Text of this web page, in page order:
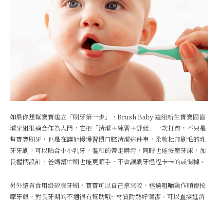
如果你想幫寶寶建立「刷牙第一步」，Brush Baby 這組新生寶寶固齒
潔牙組很適合作為入門，它把「清潔＋練習＋舒緩」一次打包，不只是
幫寶寶刷牙，也是在讓他慢慢習慣口腔清潔這件事，柔軟杜邦刷毛的乳
牙牙刷，可以貼合小小乳牙，溫和的帶走髒污，同時也能按摩牙床，加
長握柄設計，爸媽幫忙刷也能更順手，不會讓刷牙過程卡卡的或滑掉。
另外還有食用級矽膠牙刷，寶寶可以自己拿來咬，透過咀嚼動作順便按
摩牙齦，對長牙期的不適很有幫助哦~ 材質耐熱好清潔，可以直接進消